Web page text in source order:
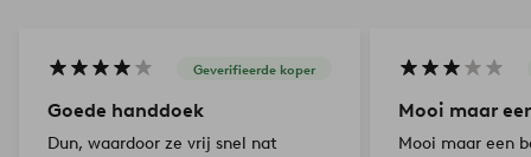
Geverifieerde koper
Goede handdoek
Dun, waardoor ze vrij snel nat
Mooi maar
Mooi maar een